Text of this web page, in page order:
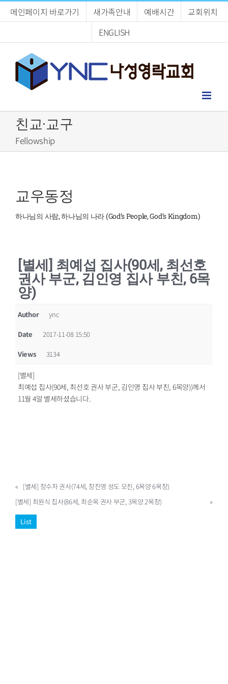
메인페이지 바로가기 새가족안내 예배시간
교회위치
ENGLISH
친교·교구
Fellowship
교우동정
하나님의 사람, 하나님의 나라 (God’s People, God’s Kingdom)
[별세] 최예섭 집사(90세, 최선호
권사 부군, 김인영 집사 부친, 6목
양)
Author ync
Date 2017-11-08 15:50
Views 3134
[별세]
최예섭 집사(90세, 최선호 권사 부군, 김인영 집사 부친, 6목양))께서
11월 4알 별세하셨습니다.
« [별세] 장수자 권사(74세, 장진영 성도 모친, 6목양 6목장)
[별세] 최원식 집사(86세, 최순옥 권사 부군, 3목양 2목장)
»
List